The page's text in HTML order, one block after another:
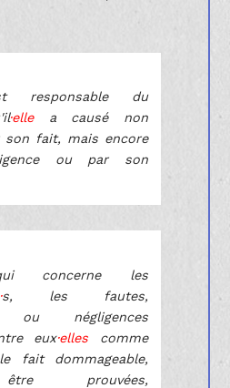
responsable du
·ellea causé non
son fait, mais encore
ou par son
concerne les
s, les fautes,
ou négligences
eux·elles comme
fait dommageable,
prouvées,